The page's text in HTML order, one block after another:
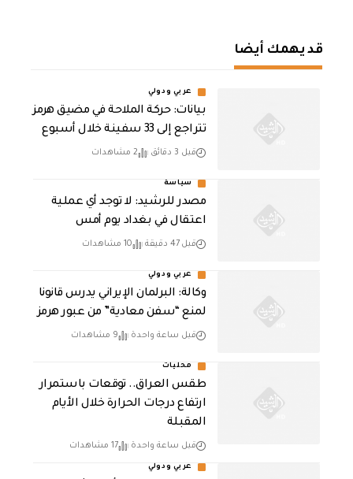
قد يهمك أيضا
عربي ودولي
بيانات: حركة الملاحة في مضيق هرمز
تتراجع إلى 33 سفينة خلال أسبوع
قبل 3 دقائق 2 مشاهدات
سياسة
مصدر للرشيد: لا توجد أي عملية
اعتقال في بغداد يوم أمس
قبل 47 دقيقة 10 مشاهدات
عربي ودولي
وكالة: البرلمان الإيراني يدرس قانونا
لمنع “سفن معادية” من عبور هرمز
قبل ساعة واحدة 9 مشاهدات
محليات
طقس العراق.. توقعات باستمرار
ارتفاع درجات الحرارة خلال الأيام
المقبلة
قبل ساعة واحدة 17 مشاهدات
عربي ودولي